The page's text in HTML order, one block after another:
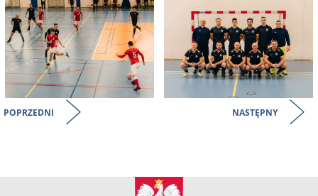
POPRZEDNI NASTĘPNY